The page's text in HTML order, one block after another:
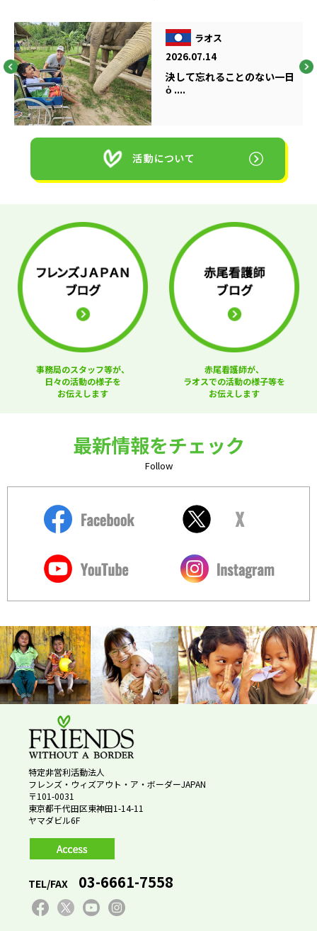
ラオス
2026.07.14
決して忘れることのない一日
ὁ ....
事務局のスタッフ等が、
日々の活動の様子を
お伝えします
赤尾看護師が、
ラオスでの活動の様子等を
お伝えします
最新情報をチェック
Follow
特定非営利活動法人
フレンズ・ウィズアウト・ア・ボーダーJAPAN
〒101-0031
東京都千代田区東神田1-14-11
ヤマダビル6F
TEL/FAX 03-6661-7558